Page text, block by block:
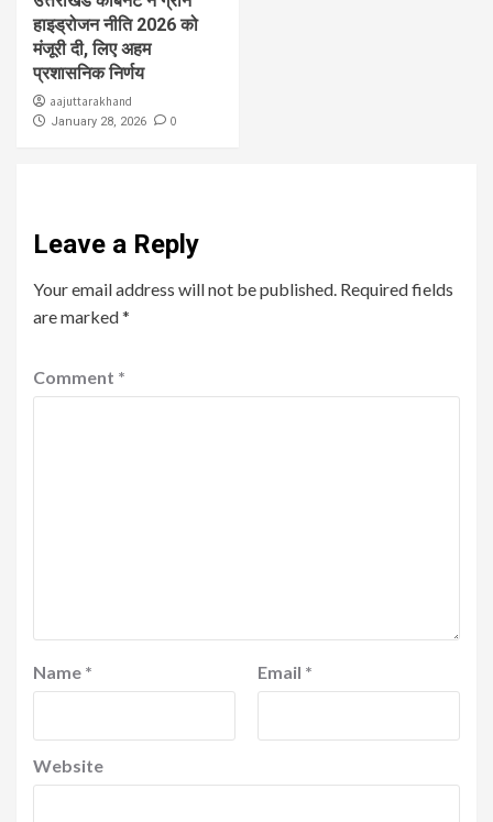
हाइड्रोजन नीति 2026 को
मंजूरी दी, लिए अहम
प्रशासनिक निर्णय
aajuttarakhand
January 28, 2026 0
Leave a Reply
Your email address will not be published. Required fields
are marked*
Comment *
Name * Email *
Website